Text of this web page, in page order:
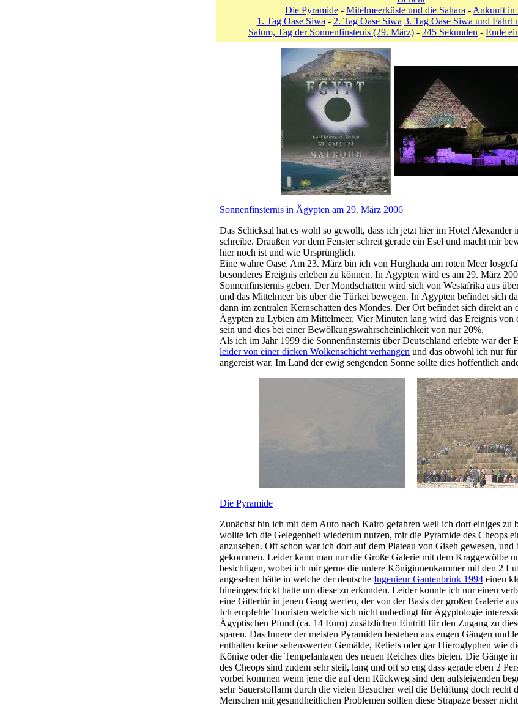
Die Pyramide - Mitelmeerküste und die Sahara - Ankunft in
1. Tag Oase Siwa - 2. Tag Oase Siwa 3. Tag Oase Siwa und Fahrt
Salum, Tag der Sonnenfinstenis (29. März) - 245 Sekunden - Ende
Sonnenfinsternis in Ägypten am 29. März 2006
Das Schicksal hat es wohl so gewollt, dass ich jetzt hier im Hotel Alexander
schreibe. Draußen vor dem Fenster schreit gerade ein Esel und macht mir
hier noch ist und wie Ursprünglich.
Eine wahre Oase. Am 23. März bin ich von Hurghada am roten Meer
besonderes Ereignis erleben zu können. In Ägypten wird es am 29. März
Sonnenfinsternis geben. Der Mondschatten wird sich von Westafrika aus
und das Mittelmeer bis über die Türkei bewegen. In Ägypten befindet sich
dann im zentralen Kernschatten des Mondes. Der Ort befindet sich direkt an
Ägypten zu Lybien am Mittelmeer. Vier Minuten lang wird das Ereignis von
sein und dies bei einer Bewölkungswahrscheinlichkeit von nur 20%.
Als ich im Jahr 1999 die Sonnenfinsternis über Deutschland erlebte war der
leider von einer dicken Wolkenschicht verhangen und das obwohl ich nur
angereist war. Im Land der ewig sengenden Sonne sollte dies hoffentlich
Die Pyramide
Zunächst bin ich mit dem Auto nach Kairo gefahren weil ich dort einiges zu
wollte ich die Gelegenheit wiederum nutzen, mir die Pyramide des Cheops
anzusehen. Oft schon war ich dort auf dem Plateau von Giseh gewesen, und
gekommen. Leider kann man nur die Große Galerie mit dem Kraggewölbe
besichtigen, wobei ich mir gerne die untere Königinnenkammer mit den 2
angesehen hätte in welche der deutsche Ingenieur Gantenbrink 1994 einen
hineingeschickt hatte um diese zu erkunden. Leider konnte ich nur einen
eine Gittertür in jenen Gang werfen, der von der Basis der großen Galerie
Ich empfehle Touristen welche sich nicht unbedingt für Ägyptologie
Ägyptischen Pfund (ca. 14 Euro) zusätzlichen Eintritt für den Zugang zu
sparen. Das Innere der meisten Pyramiden bestehen aus engen Gängen und
enthalten keine sehenswerten Gemälde, Reliefs oder gar Hieroglyphen wie
Könige oder die Tempelanlagen des neuen Reiches dies bieten. Die Gänge
des Cheops sind zudem sehr steil, lang und oft so eng dass gerade eben 2
vorbei kommen wenn jene die auf dem Rückweg sind den aufsteigenden
sehr Sauerstoffarm durch die vielen Besucher weil die Belüftung doch recht
Menschen mit gesundheitlichen Problemen sollten diese Strapaze besser